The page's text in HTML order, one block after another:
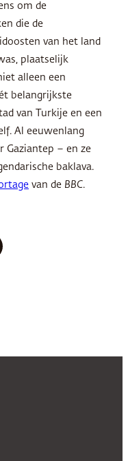
om de
die de
van het land
plaatselijk
alleen een
belangrijkste
van Turkije en een
Al eeuwenlang
Gaziantep – en ze
baklava.
van de BBC.